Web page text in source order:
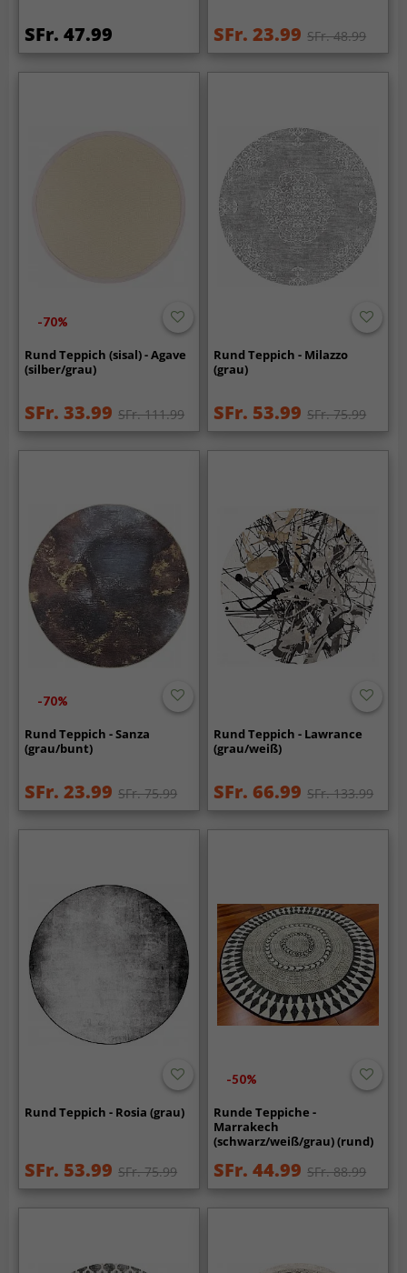
SFr. 47.99 SFr. 23.99 SFr. 48.99
-70%
Rund Teppich (sisal) - Agave
(silber/grau)
SFr. 33.99 SFr. 111.99
Rund Teppich - Milazzo
(grau)
SFr. 53.99 SFr. 75.99
-70%
Rund Teppich - Sanza
(grau/bunt)
SFr. 23.99 SFr. 75.99
Rund Teppich - Lawrance
(grau/weiß)
SFr. 66.99 SFr. 133.99
Rund Teppich - Rosia (grau)
SFr. 53.99 SFr. 75.99
-50%
Runde Teppiche -
Marrakech
(schwarz/weiß/grau) (rund)
SFr. 44.99 SFr. 88.99